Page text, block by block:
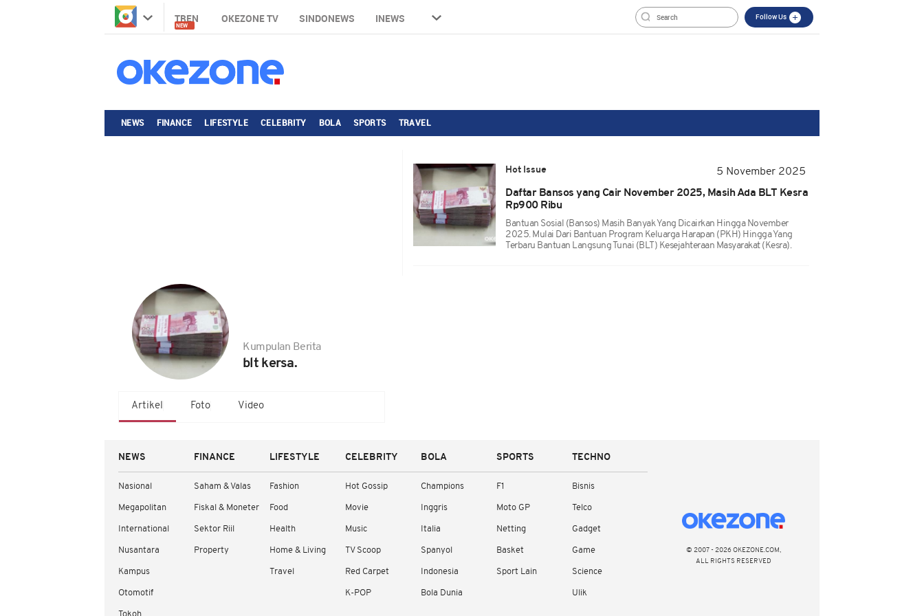
TREN
NEW
OKEZONE TV SINDONEWS INEWS Follow Us
NEWS FINANCE LIFESTYLE CELEBRITY BOLA SPORTS TRAVEL
Kumpulan Berita
blt kersa.
Artikel Foto Video
Hot Issue
5 November 2025
Daftar Bansos yang Cair November 2025, Masih Ada BLT Kesra
Rp900 Ribu
Bantuan Sosial (bansos) Masih Banyak Yang Dicairkan Hingga November
2025. Mulai Dari Bantuan Program Keluarga Harapan (PKH) Hingga Yang
Terbaru Bantuan Langsung Tunai (BLT) Kesejahteraan Masyarakat (Kesra).
NEWS
Nasional
Megapolitan
International
Nusantara
Kampus
Otomotif
FINANCE
Saham & Valas
Fiskal & Moneter
Sektor Riil
Property
LIFESTYLE
Fashion
Food
Health
Home & Living
Travel
CELEBRITY
Hot Gossip
Movie
Music
TV Scoop
Red Carpet
K-POP
BOLA
Champions
Inggris
Italia
Spanyol
Indonesia
Bola Dunia
SPORTS
F1
Moto GP
Netting
Basket
Sport Lain
TECHNO
Bisnis
Telco
Gadget
Game
Science
Ulik
© 2007 - 2026 OKEZONE.COM,
ALL RIGHTS RESERVED